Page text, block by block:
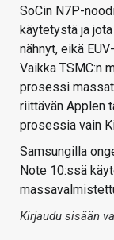
SoCin N7P-
käytetystä ja
nähnyt, eikä
Vaikka TSMC:n
prosessi
riittävän Applen
prosessia vain
Samsungilla
Note 10:ssä
Kirjaudu sisään